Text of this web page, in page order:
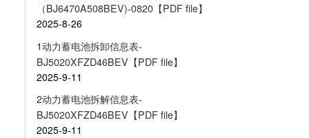
（BJ6470A508BEV)-0820【PDF file】
2025-8-26
1动力蓄电池拆卸信息表-
BJ5020XFZD46BEV【PDF file】
2025-9-11
2动力蓄电池拆解信息表-
BJ5020XFZD46BEV【PDF file】
2025-9-11